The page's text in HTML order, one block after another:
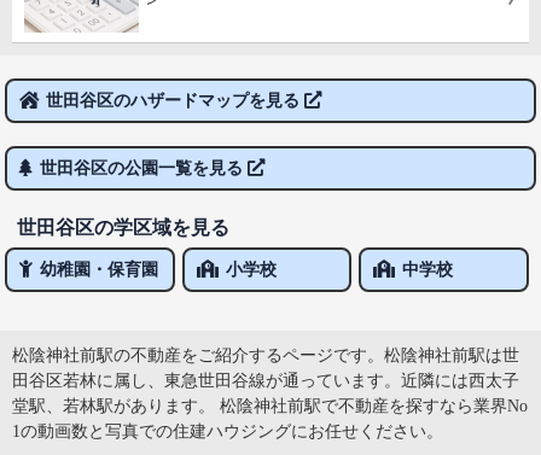
世田谷区のハザードマップを見る
世田谷区の公園一覧を見る
世田谷区の学区域を見る
幼稚園・保育園 小学校 中学校
松陰神社前駅の不動産をご紹介するページです。松陰神社前駅は世
田谷区若林に属し、東急世田谷線が通っています。近隣には西太子
堂駅、若林駅があります。 松陰神社前駅で不動産を探すなら業界No
1の動画数と写真での住建ハウジングにお任せください。